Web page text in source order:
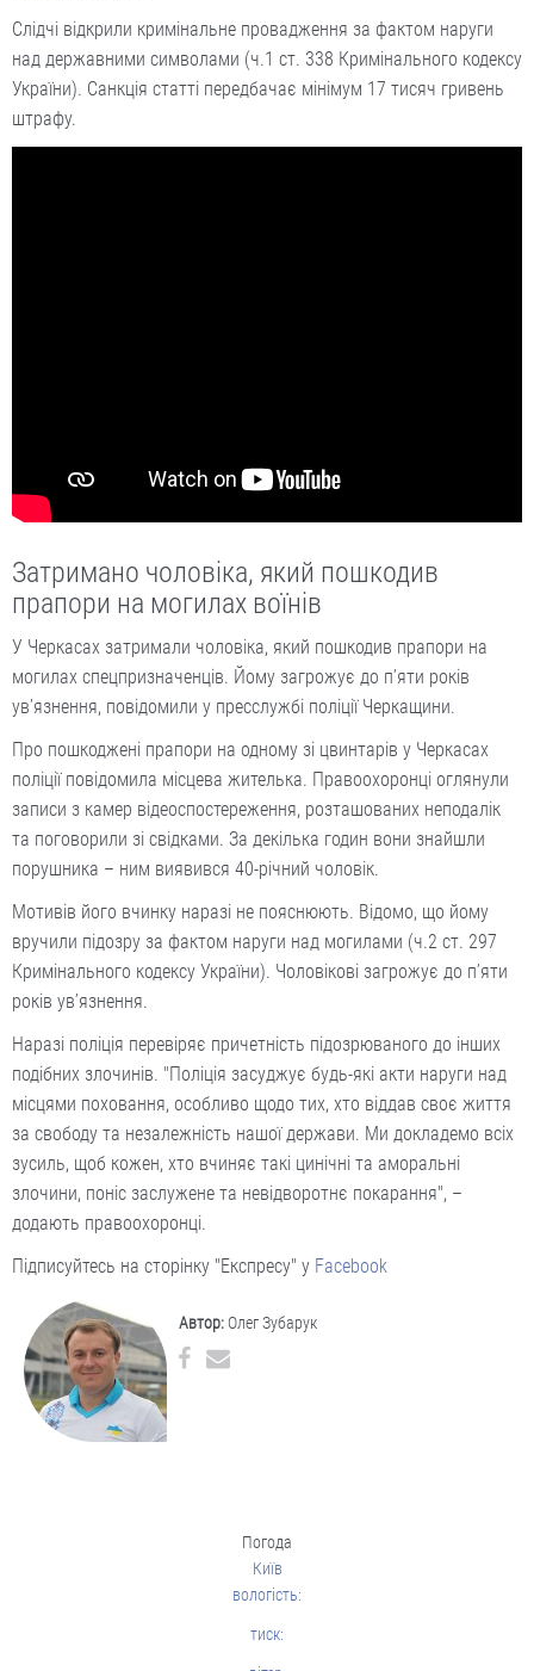
Слідчі відкрили кримінальне провадження за фактом наруги
над державними символами (ч.1 ст. 338 Кримінального кодексу
України). Санкція статті передбачає мінімум 17 тисяч гривень
штрафу.
Затримано чоловіка, який пошкодив
прапори на могилах воїнів
У Черкасах затримали чоловіка, який пошкодив прапори на
могилах спецпризначенців. Йому загрожує до п’яти років
ув’язнення, повідомили у пресслужбі поліції Черкащини.
Про пошкоджені прапори на одному зі цвинтарів у Черкасах
поліції повідомила місцева жителька. Правоохоронці оглянули
записи з камер відеоспостереження, розташованих неподалік
та поговорили зі свідками. За декілька годин вони знайшли
порушника – ним виявився 40-річний чоловік.
Мотивів його вчинку наразі не пояснюють. Відомо, що йому
вручили підозру за фактом наруги над могилами (ч.2 ст. 297
Кримінального кодексу України). Чоловікові загрожує до п’яти
років ув’язнення.
Наразі поліція перевіряє причетність підозрюваного до інших
подібних злочинів. "Поліція засуджує будь-які акти наруги над
місцями поховання, особливо щодо тих, хто віддав своє життя
за свободу та незалежність нашої держави. Ми докладемо всіх
зусиль, щоб кожен, хто вчиняє такі цинічні та аморальні
злочини, поніс заслужене та невідворотнє покарання", –
додають правоохоронці.
Підписуйтесь на сторінку "Експресу" у Facebook
Автор: Олег Зубарук
Погода
Київ
вологість:
тиск: